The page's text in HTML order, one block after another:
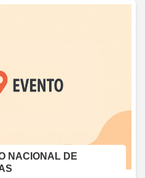
NACIONAL DE